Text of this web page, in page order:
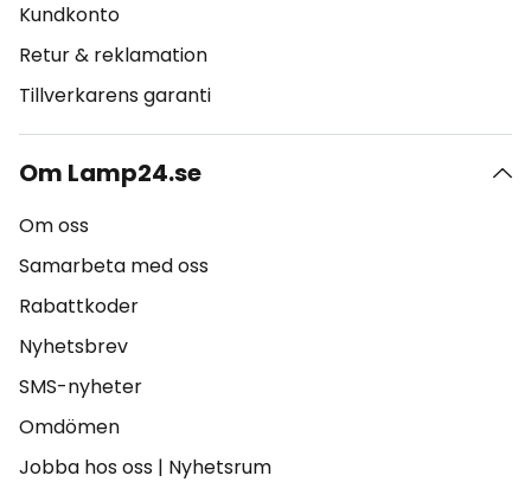
Kundkonto
Retur & reklamation
Tillverkarens garanti
Om Lamp24.se
Om oss
Samarbeta med oss
Rabattkoder
Nyhetsbrev
SMS-nyheter
Omdömen
Jobba hos oss | Nyhetsrum